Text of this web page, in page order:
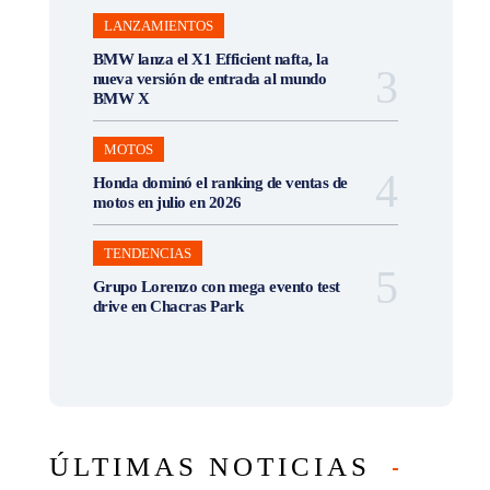
LANZAMIENTOS
BMW lanza el X1 Efficient nafta, la
nueva versión de entrada al mundo
BMW X
MOTOS
Honda dominó el ranking de ventas de
motos en julio en 2026
TENDENCIAS
Grupo Lorenzo con mega evento test
drive en Chacras Park
ÚLTIMAS NOTICIAS